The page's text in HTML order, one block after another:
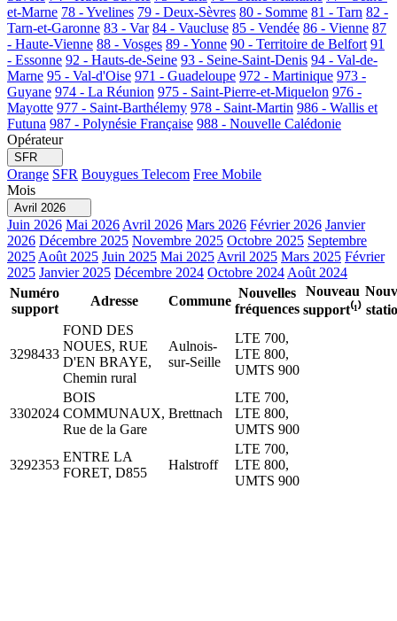
et-Marne 78 - Yvelines 79 - Deux-Sèvres 80 - Somme 81 - Tarn 82 -
Tarn-et-Garonne 83 - Var 84 - Vaucluse 85 - Vendée 86 - Vienne 87
- Haute-Vienne 88 - Vosges 89 - Yonne 90 - Territoire de Belfort 91
- Essonne 92 - Hauts-de-Seine 93 - Seine-Saint-Denis 94 - Val-de-
Marne 95 - Val-d'Oise 971 - Guadeloupe 972 - Martinique 973 -
Guyane 974 - La Réunion 975 - Saint-Pierre-et-Miquelon 976 -
Mayotte 977 - Saint-Barthélemy 978 - Saint-Martin 986 - Wallis et
Futuna 987 - Polynésie Française 988 - Nouvelle Calédonie
Opérateur
SFR
Orange SFR Bouygues Telecom Free Mobile
Mois
Avril 2026
Juin 2026 Mai 2026 Avril 2026 Mars 2026 Février 2026 Janvier
2026 Décembre 2025 Novembre 2025 Octobre 2025 Septembre
2025 Août 2025 Juin 2025 Mai 2025 Avril 2025 Mars 2025 Février
2025 Janvier 2025 Décembre 2024 Octobre 2024 Août 2024
Numéro
support
Adresse Commune
Nouvelles
fréquences
Nouveau
support⁽¹⁾
3298433
FOND DES
NOUES, RUE
D'EN BRAYE,
Chemin rural
Aulnois-
sur-Seille
LTE 700,
LTE 800,
UMTS 900
3302024
BOIS
COMMUNAUX,
Rue de la Gare
Brettnach
LTE 700,
LTE 800,
UMTS 900
3292353
ENTRE LA
FORET, D855
Halstroff
LTE 700,
LTE 800,
UMTS 900